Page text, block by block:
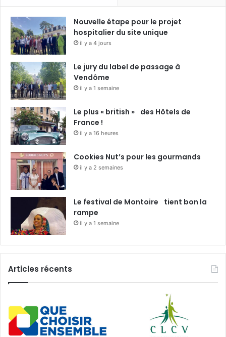
Nouvelle étape pour le projet
hospitalier du site unique
il y a 4 jours
Le jury du label de passage à
Vendôme
il y a 1 semaine
Le plus « british » des Hôtels de
France !
il y a 16 heures
Cookies Nut’s pour les gourmands
il y a 2 semaines
Le festival de Montoire tient bon la
rampe
il y a 1 semaine
Articles récents